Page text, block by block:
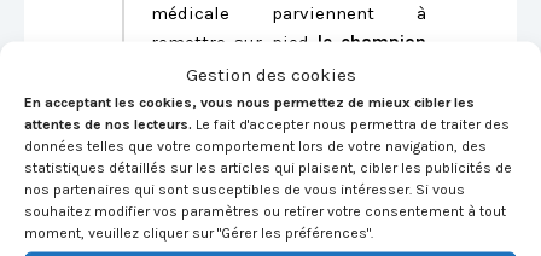
Gestion des cookies
En acceptant les cookies, vous nous permettez de mieux cibler les
attentes de nos lecteurs. Le fait d'accepter nous permettra de traiter des
données telles que votre comportement lors de votre navigation, des
statistiques détaillés sur les articles qui plaisent, cibler les publicités de
nos partenaires qui sont susceptibles de vous intéresser. Si vous
souhaitez modifier vos paramètres ou retirer votre consentement à tout
moment, veuillez cliquer sur "Gérer les préférences".
médicale parviennent à
remettre sur pied le champion
de la Coupe d’Afrique des
Nations. Aujourd’hui, Bamba
DIENG n’éprouve plus aucune
douleur et retrouve son plein
potentiel.
Baptiste COUILLOUD